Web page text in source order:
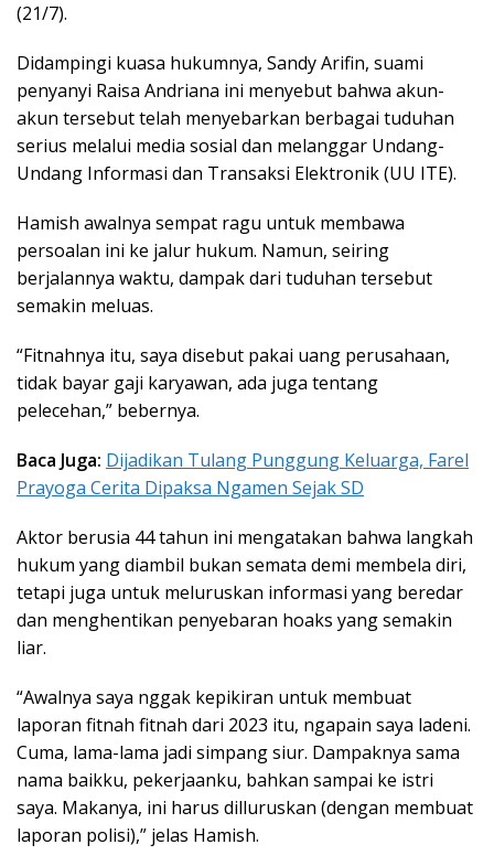
(21/7).
Didampingi kuasa hukumnya, Sandy Arifin, suami
penyanyi Raisa Andriana ini menyebut bahwa akun-
akun tersebut telah menyebarkan berbagai tuduhan
serius melalui media sosial dan melanggar Undang-
Undang Informasi dan Transaksi Elektronik (UU ITE).
Hamish awalnya sempat ragu untuk membawa
persoalan ini ke jalur hukum. Namun, seiring
berjalannya waktu, dampak dari tuduhan tersebut
semakin meluas.
“Fitnahnya itu, saya disebut pakai uang perusahaan,
tidak bayar gaji karyawan, ada juga tentang
pelecehan,” bebernya.
Baca Juga: Dijadikan Tulang Punggung Keluarga, Farel
Prayoga Cerita Dipaksa Ngamen Sejak SD
Aktor berusia 44 tahun ini mengatakan bahwa langkah
hukum yang diambil bukan semata demi membela diri,
tetapi juga untuk meluruskan informasi yang beredar
dan menghentikan penyebaran hoaks yang semakin
liar.
“Awalnya saya nggak kepikiran untuk membuat
laporan fitnah fitnah dari 2023 itu, ngapain saya ladeni.
Cuma, lama-lama jadi simpang siur. Dampaknya sama
nama baikku, pekerjaanku, bahkan sampai ke istri
saya. Makanya, ini harus dilluruskan (dengan membuat
laporan polisi),” jelas Hamish.